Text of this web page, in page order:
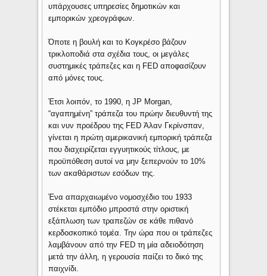
υπάρχουσες υπηρεσίες δημοτικών και
εμπορικών χρεογράφων.
Όποτε η βουλή και το Κογκρέσο βάζουν
τρικλοποδιά στα σχέδια τους, οι μεγάλες
συστημικές τράπεζες και η FED αποφασίζουν
από μόνες τους.
Έτσι λοιπόν, το 1990, η JP Morgan,
“αγαπημένη” τράπεζα του πρώην διευθυντή της
και νυν προέδρου της FED Άλαν Γκρίνσπαν,
γίνεται η πρώτη αμερικανική εμπορική τράπεζα
που διαχειρίζεται εγγυητικούς τίτλους, με
προϋπόθεση αυτοί να μην ξεπερνούν το 10%
των ακαθάριστων εσόδων της.
Ένα απαρχαιωμένο νομοσχέδιο του 1933
στέκεται εμπόδιο μπροστά στην οριστική
εξάπλωση των τραπεζών σε κάθε πιθανό
κερδοσκοπικό τομέα. Την ώρα που οι τράπεζες
λαμβάνουν από την FED τη μία αδειοδότηση
μετά την άλλη, η γερουσία παίζει το δικό της
παιχνίδι.